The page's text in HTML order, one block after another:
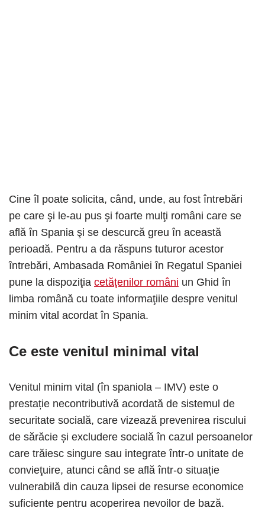
Cine îl poate solicita, când, unde, au fost întrebări
pe care şi le-au pus şi foarte mulţi români care se
află în Spania şi se descurcă greu în această
perioadă. Pentru a da răspuns tuturor acestor
întrebări, Ambasada României în Regatul Spaniei
pune la dispoziţia cetăţenilor români un Ghid în
limba română cu toate informaţiile despre venitul
minim vital acordat în Spania.
Ce este venitul minimal vital
Venitul minim vital (în spaniola – IMV) este o
prestație necontributivă acordată de sistemul de
securitate socială, care vizează prevenirea riscului
de sărăcie și excludere socială în cazul persoanelor
care trăiesc singure sau integrate într-o unitate de
convieţuire, atunci când se află într-o situație
vulnerabilă din cauza lipsei de resurse economice
suficiente pentru acoperirea nevoilor de bază.